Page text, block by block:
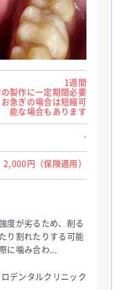
ルクリニック
1週間
製作に一定期間必要
急ぎの場合は短縮可
能な場合もあります
-
2,000円（保険適用）
度が劣るため、削る
り割れたりする可能
に噛み合わ...
ロデンタルクリニック